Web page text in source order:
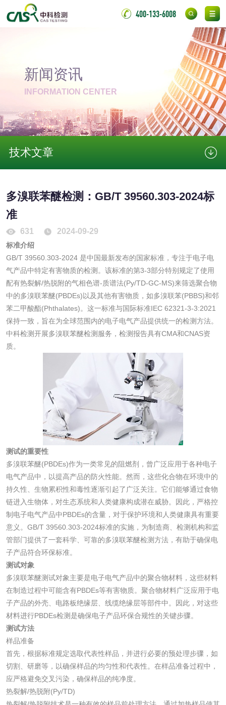
400-133-6008
新闻资讯
INFORMATION CENTER
技术文章
多溴联苯醚检测：GB/T 39560.303-2024标
准
631 2024-09-29
标准介绍
GB/T 39560.303-2024 是中国最新发布的国家标准，专注于电子电
气产品中特定有害物质的检测。该标准的第3-3部分特别规定了使用
配有热裂解/热脱附的气相色谱-质谱法(Py/TD-GC-MS)来筛选聚合物
中的多溴联苯醚(PBDEs)以及其他有害物质，如多溴联苯(PBBS)和邻
苯二甲酸酯(Phthalates)。这一标准与国际标准IEC 62321-3-3:2021
保持一致，旨在为全球范围内的电子电气产品提供统一的检测方法。
中科检测开展多溴联苯醚检测服务，检测报告具有CMA和CNAS资
质。
测试的重要性
多溴联苯醚(PBDEs)作为一类常见的阻燃剂，曾广泛应用于各种电子
电气产品中，以提高产品的防火性能。然而，这些化合物在环境中的
持久性、生物累积性和毒性逐渐引起了广泛关注。它们能够通过食物
链进入生物体，对生态系统和人类健康构成潜在威胁。因此，严格控
制电子电气产品中PBDEs的含量，对于保护环境和人类健康具有重要
意义。GB/T 39560.303-2024标准的实施，为制造商、检测机构和监
管部门提供了一套科学、可靠的多溴联苯醚检测方法，有助于确保电
子产品符合环保标准。
测试对象
多溴联苯醚测试对象主要是电子电气产品中的聚合物材料，这些材料
在制造过程中可能含有PBDEs等有害物质。聚合物材料广泛应用于电
子产品的外壳、电路板绝缘层、线缆绝缘层等部件中。因此，对这些
材料进行PBDEs检测是确保电子产品环保合规性的关键步骤。
测试方法
样品准备
首先，根据标准规定选取代表性样品，并进行必要的预处理步骤，如
切割、研磨等，以确保样品的均匀性和代表性。在样品准备过程中，
应严格避免交叉污染，确保样品的纯净度。
热裂解/热脱附(Py/TD)
镀膜抗菌玻璃检测
消毒产品
化妆品
化妆品毒理试验 化妆品毒理测试
化妆品眼刺激试验 化妆品皮肤刺激试
验
化妆品急性经口毒
化妆品皮肤变态反
应试验
皮肤光变态反应试
洗衣液检测 洗涤剂检测
花露水检测 蚊香液检测
清洗剂检测 日化产品毒理检测
洗手液检测
水处理剂
水处理药剂检测 聚丙烯酰胺检测
检测
三氯异氰尿酸检测 磷酸二氢铵检测